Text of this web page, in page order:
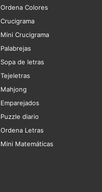
Ordena Colores
Crucigrama
Mini Crucigrama
Palabrejas
Sopa de letras
Tejeletras
Mahjong
Emparejados
Puzzle diario
Ordena Letras
Mini Matemáticas